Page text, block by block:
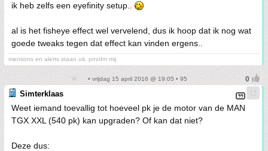
ik heb zelfs een eyefinity setup..
al is het fisheye effect wel vervelend, dus ik hoop dat ik nog wat
goede tweaks tegen dat effect kan vinden ergens..
mentions en alerts staan uit, pm/dm mij
• vrijdag 15 april 2016 @ 19:05 • 95
Simterklaas
Weet iemand toevallig tot hoeveel pk je de motor van de MAN
TGX XXL (540 pk) kan upgraden? Of kan dat niet?
Deze dus: